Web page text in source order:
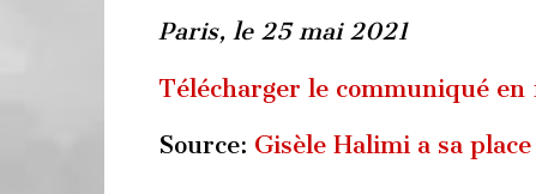
Paris, le 25 mai 2021
Télécharger le communiqué en
Source: Gisèle Halimi a sa